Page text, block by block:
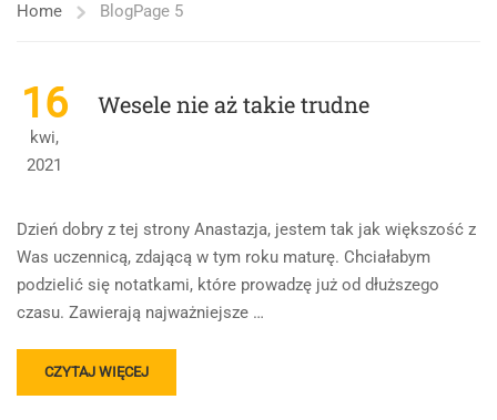
Home BlogPage 5
16
kwi,
2021
Wesele nie aż takie trudne
Dzień dobry z tej strony Anastazja, jestem tak jak większość z
Was uczennicą, zdającą w tym roku maturę. Chciałabym
podzielić się notatkami, które prowadzę już od dłuższego
czasu. Zawierają najważniejsze …
READ
MORE
CZYTAJ WIĘCEJ